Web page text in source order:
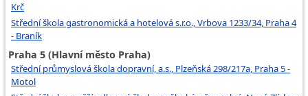
Krč
Střední škola gastronomická a hotelová s.r.o., Vrbova 1233/34, Praha 4
- Braník
Praha 5 (Hlavní město Praha)
Střední průmyslová škola dopravní, a.s., Plzeňská 298/217a, Praha 5 -
Motol